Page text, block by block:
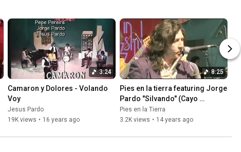
3:24
Camaron y Dolores - Volando
Voy
Jesus Pardo
19K views • 16 years ago
8:25
Pies en la tierra featuring Jorge
Pardo "Silvando" (Cayo
iturralde)
Pies en la Tierra
3.2K views • 14 years ago